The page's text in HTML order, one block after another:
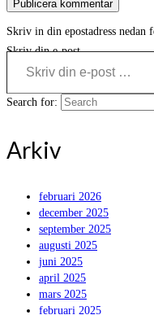
Skriv in din epostadress nedan
Skriv din e-post …
Search for:
Arkiv
februari 2026
december 2025
september 2025
augusti 2025
juni 2025
april 2025
mars 2025
februari 2025